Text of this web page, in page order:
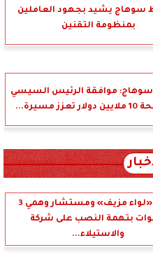
سوهاج يشيد بجهود العاملين
بمنظومة التقنين
موافقة الرئيس السيسي
مسيرة...
حبس «لواء مزيف» ومستشار وهمي 3
بتهمة النصب على شركة
والاستيلاء...